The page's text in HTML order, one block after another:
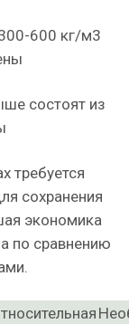
600 кг/м3
состоят из
требуется
сохранения
экономика
по сравнению